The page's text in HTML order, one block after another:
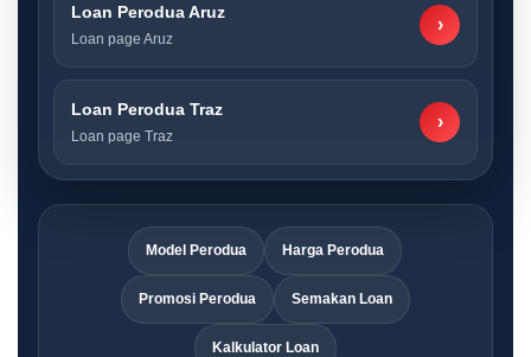
Loan Perodua Aruz
Loan page Aruz
›
Loan Perodua Traz
Loan page Traz
›
Model Perodua Harga Perodua
Promosi Perodua Semakan Loan
Kalkulator Loan